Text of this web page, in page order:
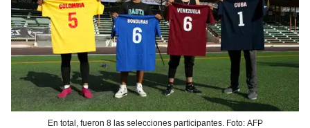
En total, fueron 8 las selecciones participantes. Foto: AFP